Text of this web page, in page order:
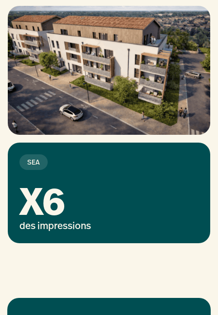
SEA
X6
des impressions